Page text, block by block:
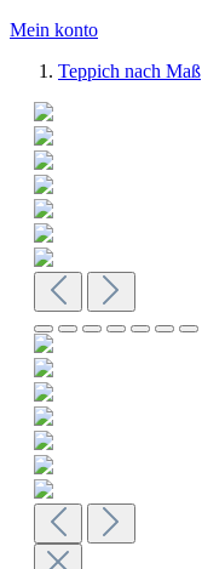
Mein konto
Teppich nach Maß